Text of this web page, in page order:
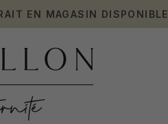
EN MAGASIN DISPONIBLE